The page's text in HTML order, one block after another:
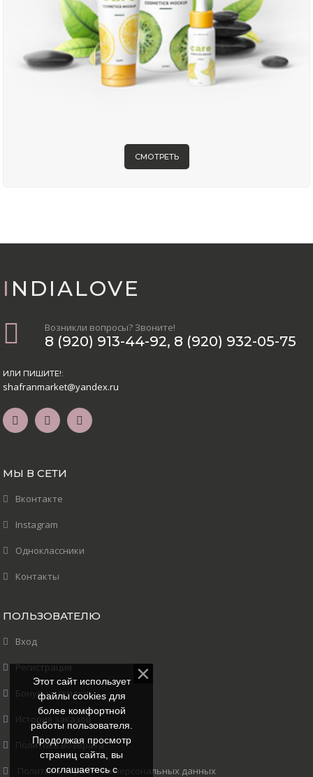
СМОТРЕТЬ
INDIALOVE
Возникли вопросы? Звоните!
8 (920) 913-44-92, 8 (920) 932-05-75
ИЛИ ПИШИТЕ!:
shafranmarket@yandex.ru
МЫ В СЕТИ
Вконтакте
Instagram
Одноклассники
Контакты
ПОЛЬЗОВАТЕЛЮ
Вход
Регистрация
Бонусы и скидки
История заказов
Политика возврата
Политика обработки персональных данных
Этот сайт использует
файлы cookies для
более комфортной
работы пользователя.
Продолжая просмотр
страниц сайта, вы
соглашаетесь с